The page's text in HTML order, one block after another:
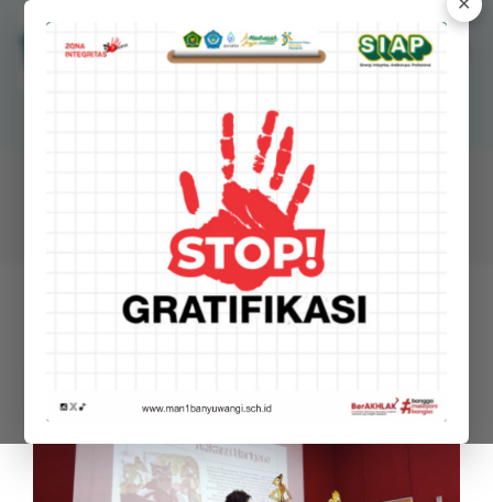
MANSAWANGI
Madrasah Aliyah Negeri 1 Banyuwangi
BERITA